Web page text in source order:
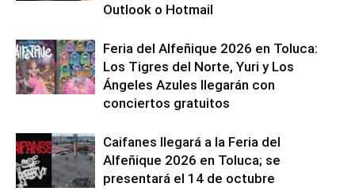
Outlook o Hotmail
Feria del Alfeñique 2026 en Toluca:
Los Tigres del Norte, Yuri y Los
Ángeles Azules llegarán con
conciertos gratuitos
Caifanes llegará a la Feria del
Alfeñique 2026 en Toluca; se
presentará el 14 de octubre